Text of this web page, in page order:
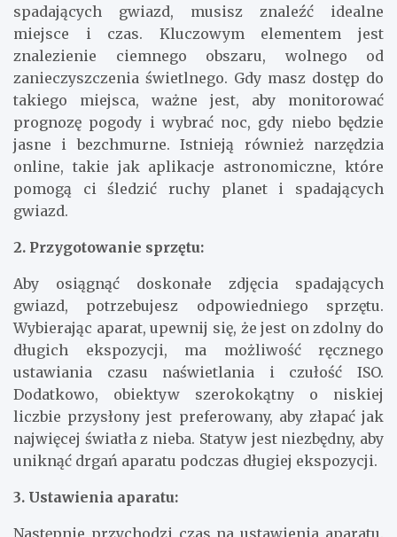
spadających gwiazd, musisz znaleźć idealne
miejsce i czas. Kluczowym elementem jest
znalezienie ciemnego obszaru, wolnego od
zanieczyszczenia świetlnego. Gdy masz dostęp do
takiego miejsca, ważne jest, aby monitorować
prognozę pogody i wybrać noc, gdy niebo będzie
jasne i bezchmurne. Istnieją również narzędzia
online, takie jak aplikacje astronomiczne, które
pomogą ci śledzić ruchy planet i spadających
gwiazd.
2. Przygotowanie sprzętu:
Aby osiągnąć doskonałe zdjęcia spadających
gwiazd, potrzebujesz odpowiedniego sprzętu.
Wybierając aparat, upewnij się, że jest on zdolny do
długich ekspozycji, ma możliwość ręcznego
ustawiania czasu naświetlania i czułość ISO.
Dodatkowo, obiektyw szerokokątny o niskiej
liczbie przysłony jest preferowany, aby złapać jak
najwięcej światła z nieba. Statyw jest niezbędny, aby
uniknąć drgań aparatu podczas długiej ekspozycji.
3. Ustawienia aparatu: